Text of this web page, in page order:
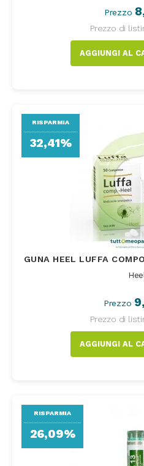
Prezzo
Prezzo di
AGGIUNGI AL
GUNA HEEL LUFFA
Heel
Prezzo
Prezzo di
AGGIUNGI AL
RISPARMIA
32,41%
RISPARMIA
26,09%